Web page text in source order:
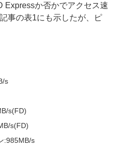
か否かでアクセス速
事の表1にも示したが、ピ
s
s(FD)
s(FD)
:985MB/s